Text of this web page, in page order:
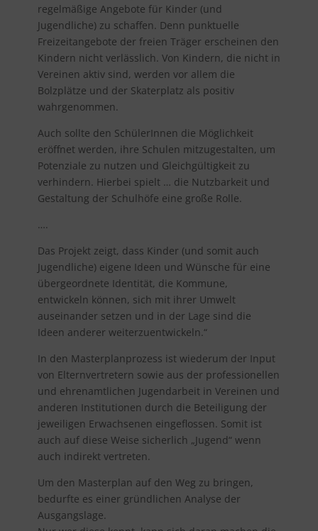
regelmäßige Angebote für Kinder (und
Jugendliche) zu schaffen. Denn punktuelle
Freizeitangebote der freien Träger erscheinen den
Kindern nicht verlässlich. Von Kindern, die nicht in
Vereinen aktiv sind, werden vor allem die
Bolzplätze und der Skaterplatz als positiv
wahrgenommen.
Auch sollte den SchülerInnen die Möglichkeit
eröffnet werden, ihre Schulen mitzugestalten, um
Potenziale zu nutzen und Gleichgültigkeit zu
verhindern. Hierbei spielt … die Nutzbarkeit und
Gestaltung der Schulhöfe eine große Rolle.
….
Das Projekt zeigt, dass Kinder (und somit auch
Jugendliche) eigene Ideen und Wünsche für eine
übergeordnete Identität, die Kommune,
entwickeln können, sich mit ihrer Umwelt
auseinander setzen und in der Lage sind die
Ideen anderer weiterzuentwickeln.“
In den Masterplanprozess ist wiederum der Input
von Elternvertretern sowie aus der professionellen
und ehrenamtlichen Jugendarbeit in Vereinen und
anderen Institutionen durch die Beteiligung der
jeweiligen Erwachsenen eingeflossen. Somit ist
auch auf diese Weise sicherlich „Jugend“ wenn
auch indirekt vertreten.
Um den Masterplan auf den Weg zu bringen,
bedurfte es einer gründlichen Analyse der
Ausgangslage.